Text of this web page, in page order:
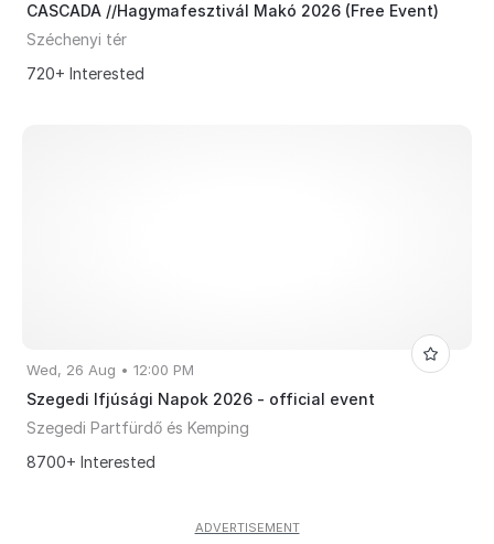
CASCADA //Hagymafesztivál Makó 2026 (Free Event)
Széchenyi tér
720+ Interested
Wed, 26 Aug • 12:00 PM
Szegedi Ifjúsági Napok 2026 - official event
Szegedi Partfürdő és Kemping
8700+ Interested
ADVERTISEMENT